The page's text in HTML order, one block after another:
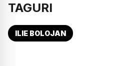
TAGURI
ILIE BOLOJAN